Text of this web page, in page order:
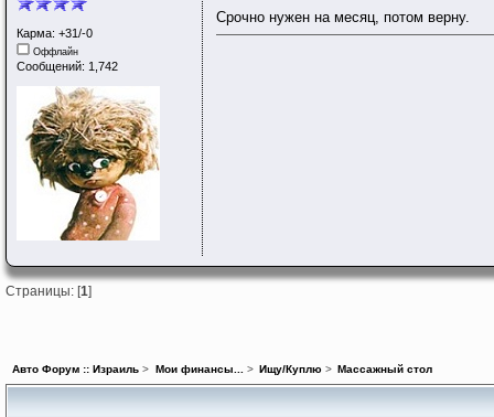
Карма: +31/-0
Оффлайн
Сообщений: 1,742
Срочно нужен на месяц, потом верну.
Страницы: [1]
Авто Форум :: Израиль > Мои финансы... > Ищу/Куплю> Массажный стол